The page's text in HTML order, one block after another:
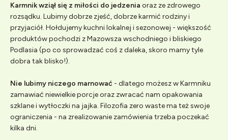
Karmnik wziął się z miłości do jedzenia oraz ze zdrowego
rozsądku. Lubimy dobrze zjeść, dobrze karmić rodziny i
przyjaciół. Hołdujemy kuchni lokalnej i sezonowej - większość
produktów pochodzi z Mazowsza wschodniego i bliskiego
Podlasia (po co sprowadzać coś z daleka, skoro mamy tyle
dobra tak blisko!).
Nie lubimy niczego marnować - dlatego możesz w Karmniku
zamawiać niewielkie porcje oraz zwracać nam opakowania
szklane i wytłoczki na jajka. Filozofia zero waste ma też swoje
ograniczenia - na zrealizowanie zamówienia trzeba poczekać
kilka dni.